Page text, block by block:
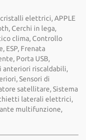
elettrici, APPLE
Cerchi in lega,
clima, Controllo
ESP, Frenata
Porta USB,
anteriori riscaldabili,
Sensori di
satellitare, Sistema
laterali elettrici,
multifunzione,